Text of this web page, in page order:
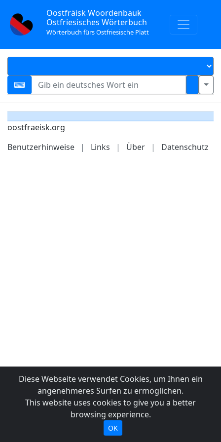
Oostfräisk Woordenbauk
Ostfriesisches Wörterbuch
Wörterbuch fürs Ostfriesische Platt
oostfraeisk.org
Benutzerhinweise
| Links | Über | Datenschutz
Diese Webseite verwendet Cookies, um Ihnen ein
angenehmeres Surfen zu ermöglichen.
This website uses cookies to give you a better
browsing experience.
OK